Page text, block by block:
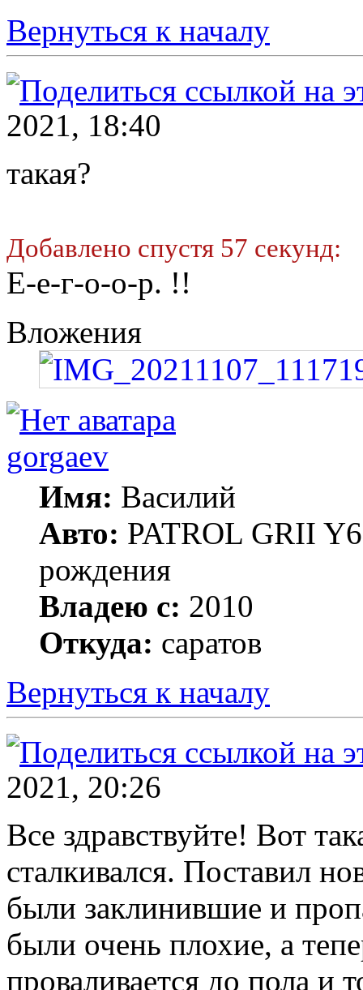
Вернуться к началу
2021, 18:40
такая?
Добавлено спустя 57 секунд:
Е-е-г-о-о-р. !!
Вложения
gorgaev
Имя: Василий
Авто: PATROL GRII
рождения
Владею с: 2010
Откуда: саратов
Вернуться к началу
2021, 20:26
Все здравствуйте! Вот
сталкивался. Поставил
были заклинившие и
были очень плохие, а
проваливается до пола и